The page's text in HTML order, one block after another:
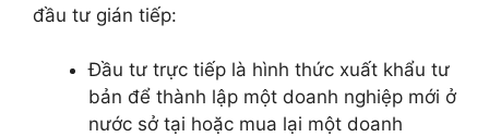
đầu tư gián tiếp:
Đầu tư trực tiếp là hình thức xuất khẩu tư
bản để thành lập một doanh nghiệp mới ở
nước sở tại hoặc mua lại một doanh